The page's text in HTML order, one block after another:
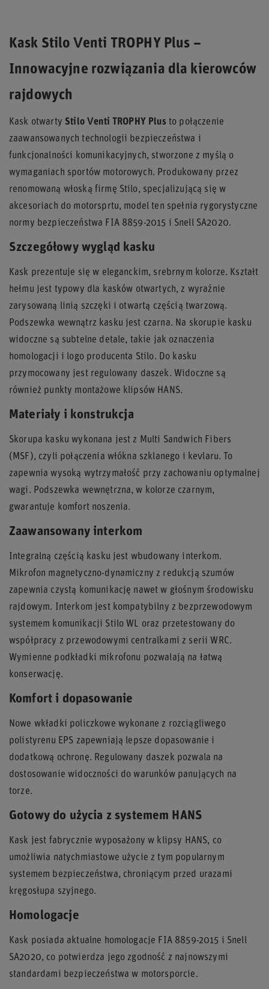
Kask Stilo Venti TROPHY Plus –
Innowacyjne rozwiązania dla kierowców
rajdowych
Kask otwarty Stilo Venti TROPHY Plusto połączenie
zaawansowanych technologii bezpieczeństwa i
funkcjonalności komunikacyjnych, stworzone z myślą o
wymaganiach sportów motorowych. Produkowany przez
renomowaną włoską firmę Stilo, specjalizującą się w
akcesoriach do motorsprtu, model ten spełnia rygorystyczne
normy bezpieczeństwa FIA 8859-2015 i Snell SA2020.
Szczegółowy wygląd kasku
Kask prezentuje się w eleganckim, srebrnym kolorze. Kształt
hełmu jest typowy dla kasków otwartych, z wyraźnie
zarysowaną linią szczęki i otwartą częścią twarzową.
Podszewka wewnątrz kasku jest czarna. Na skorupie kasku
widoczne są subtelne detale, takie jak oznaczenia
homologacji i logo producenta Stilo. Do kasku
przymocowany jest regulowany daszek. Widoczne są
również punkty montażowe klipsów HANS.
Materiały i konstrukcja
Skorupa kasku wykonana jest z Multi Sandwich Fibers
(MSF), czyli połączenia włókna szklanego i kevlaru. To
zapewnia wysoką wytrzymałość przy zachowaniu optymalnej
wagi. Podszewka wewnętrzna, w kolorze czarnym,
gwarantuje komfort noszenia.
Zaawansowany interkom
Integralną częścią kasku jest wbudowany interkom.
Mikrofon magnetyczno-dynamiczny z redukcją szumów
zapewnia czystą komunikację nawet w głośnym środowisku
rajdowym. Interkom jest kompatybilny z bezprzewodowym
systemem komunikacji Stilo WL oraz przetestowany do
współpracy z przewodowymi centralkami z serii WRC.
Wymienne podkładki mikrofonu pozwalają na łatwą
konserwację.
Komfort i dopasowanie
Nowe wkładki policzkowe wykonane z rozciągliwego
polistyrenu EPS zapewniają lepsze dopasowanie i
dodatkową ochronę. Regulowany daszek pozwala na
dostosowanie widoczności do warunków panujących na
torze.
Gotowy do użycia z systemem HANS
Kask jest fabrycznie wyposażony w klipsy HANS, co
umożliwia natychmiastowe użycie z tym popularnym
systemem bezpieczeństwa, chroniącym przed urazami
kręgosłupa szyjnego.
Homologacje
Kask posiada aktualne homologacje FIA 8859-2015 i Snell
SA2020, co potwierdza jego zgodność z najnowszymi
standardami bezpieczeństwa w motorsporcie.